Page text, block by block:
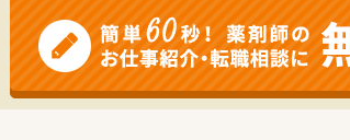
空間造りを心がけています。
数の波がありますが、店舗内で協力し合